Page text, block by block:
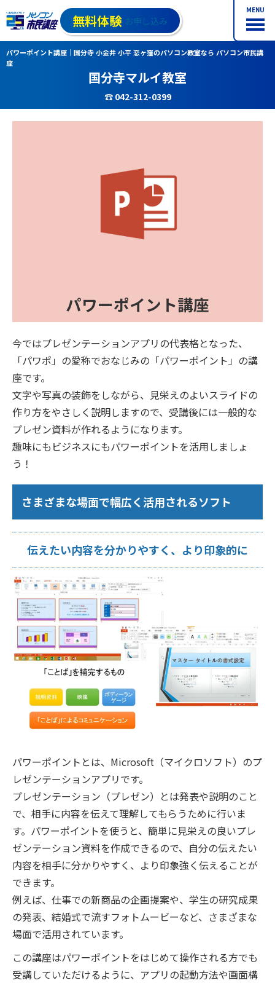
MENU
無料体験 お申し込み
パワーポイント講座｜国分寺 小金井 小平 恋ヶ窪のパソコン教室なら パソコン市民講
座
国分寺マルイ教室
☎ 042-312-0399
パワーポイント講座
今ではプレゼンテーションアプリの代表格となった、
「パワポ」の愛称でおなじみの「パワーポイント」の講
座です。
文字や写真の装飾をしながら、見栄えのよいスライドの
作り方をやさしく説明しますので、受講後には一般的な
プレゼン資料が作れるようになります。
趣味にもビジネスにもパワーポイントを活用しましょ
う！
さまざまな場面で幅広く活用されるソフト
伝えたい内容を分かりやすく、より印象的に
パワーポイントとは、Microsoft（マイクロソフト）のプ
レゼンテーションアプリです。
プレゼンテーション（プレゼン）とは発表や説明のこと
で、相手に内容を伝えて理解してもらうために行いま
す。パワーポイントを使うと、簡単に見栄えの良いプレ
ゼンテーション資料を作成できるので、自分の伝えたい
内容を相手に分かりやすく、より印象強く伝えることが
できます。
例えば、仕事での新商品の企画提案や、学生の研究成果
の発表、結婚式で流すフォトムービーなど、さまざまな
場面で活用されています。
この講座はパワーポイントをはじめて操作される方でも
受講していただけるように、アプリの起動方法や画面構